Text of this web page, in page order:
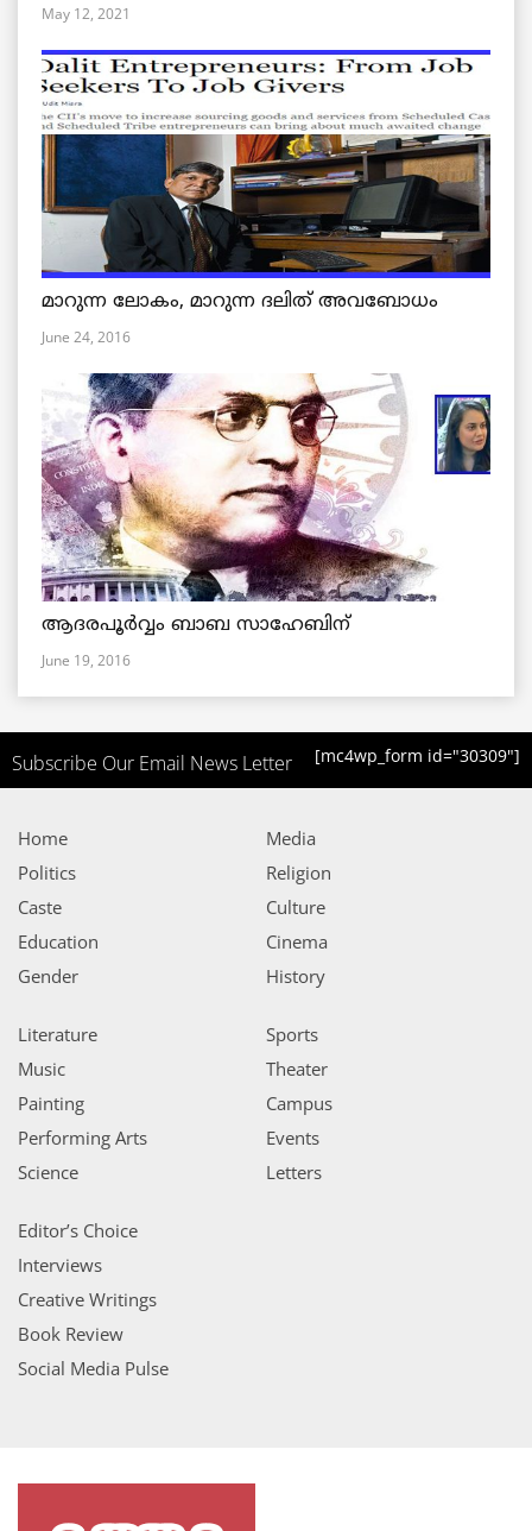
May 12, 2021
മാറുന്ന ലോകം, മാറുന്ന ദലിത് അവബോധം
June 24, 2016
ആദരപൂര്‍വ്വം ബാബ സാഹേബിന്
June 19, 2016
Subscribe Our Email News Letter [mc4wp_form id="30309"]
Home
Politics
Caste
Education
Gender
Media
Religion
Culture
Cinema
History
Literature
Music
Painting
Performing Arts
Science
Sports
Theater
Campus
Events
Letters
Editor’s Choice
Interviews
Creative Writings
Book Review
Social Media Pulse